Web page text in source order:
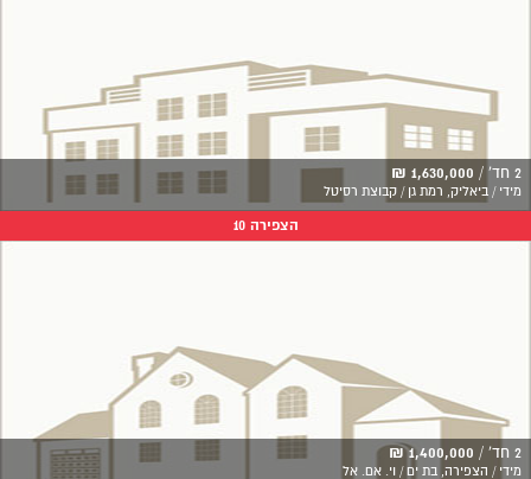
2 חד' / 1,630,000 ₪
מידי / ביאליק, רמת גן / קבוצת רסיטל
הצפירה 10
2 חד' / 1,400,000 ₪
מידי / הצפירה, בת ים / וי. אם. אל